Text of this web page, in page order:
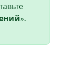
».